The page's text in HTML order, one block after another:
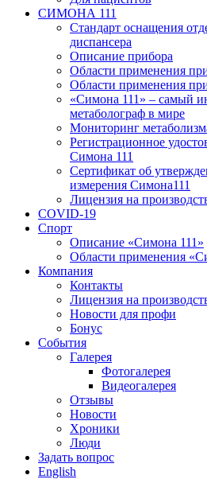
СИМОНА 111
Стандарт оснащения
диспансера
Описание прибора
Области применения
Области применения
«Симона 111» – самый
метаболограф в мире
Мониторинг
Регистрационное
Симона 111
Сертификат об
измерения Симона111
Лицензия на
COVID-19
Спорт
Описание «Симона 111»
Области применения
Компания
Контакты
Лицензия на
Новости для профи
Бонус
События
Галерея
Фотогалерея
Видеогалерея
Отзывы
Новости
Хроники
Люди
Задать вопрос
English